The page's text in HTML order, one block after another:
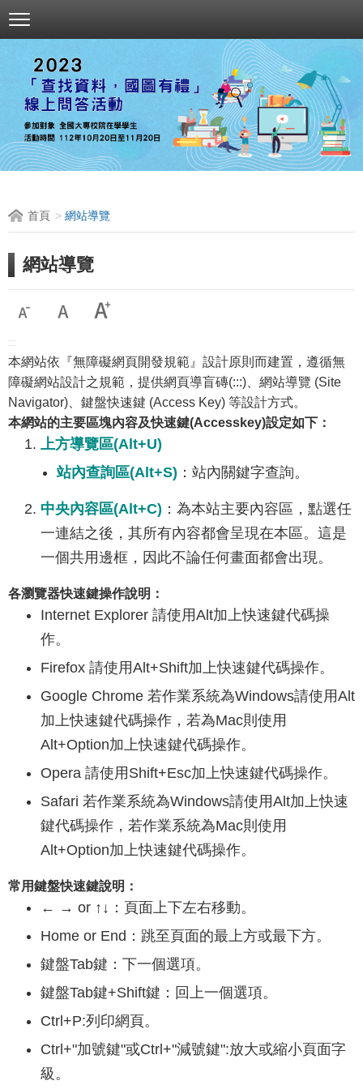
到
塊
首頁 網站導覽
網站導覽
:::
本網站依『無障礙網頁開發規範』設計原則而建置，遵循無
障礙網站設計之規範，提供網頁導盲磚(:::)、網站導覽 (Site
Navigator)、鍵盤快速鍵 (Access Key) 等設計方式。
本網站的主要區塊內容及快速鍵(Accesskey)設定如下：
上方導覽區(Alt+U)
站內查詢區(Alt+S) ：站內關鍵字查詢。
中央內容區(Alt+C) ：為本站主要內容區，點選任
一連結之後，其所有內容都會呈現在本區。這是
一個共用邊框，因此不論任何畫面都會出現。
各瀏覽器快速鍵操作說明：
Internet Explorer 請使用Alt加上快速鍵代碼操
作。
Firefox 請使用Alt+Shift加上快速鍵代碼操作。
Google Chrome 若作業系統為Windows請使用Alt
加上快速鍵代碼操作，若為Mac則使用
Alt+Option加上快速鍵代碼操作。
Opera 請使用Shift+Esc加上快速鍵代碼操作。
Safari 若作業系統為Windows請使用Alt加上快速
鍵代碼操作，若作業系統為Mac則使用
Alt+Option加上快速鍵代碼操作。
常用鍵盤快速鍵說明：
← → or ↑↓：頁面上下左右移動。
Home or End：跳至頁面的最上方或最下方。
鍵盤Tab鍵：下一個選項。
鍵盤Tab鍵+Shift鍵：回上一個選項。
Ctrl+P:列印網頁。
Ctrl+"加號鍵"或Ctrl+"減號鍵":放大或縮小頁面字
級。